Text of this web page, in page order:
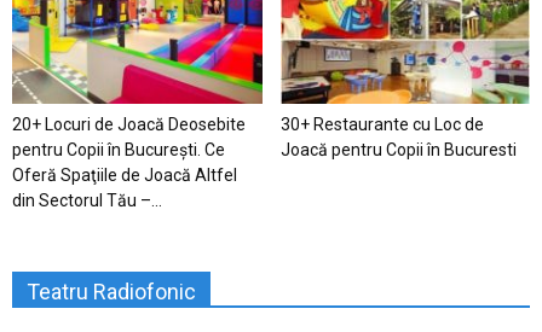
20+ Locuri de Joacă Deosebite
pentru Copii în Bucureşti. Ce
Oferă Spaţiile de Joacă Altfel
din Sectorul Tău –...
30+ Restaurante cu Loc de
Joacă pentru Copii în Bucuresti
Teatru Radiofonic